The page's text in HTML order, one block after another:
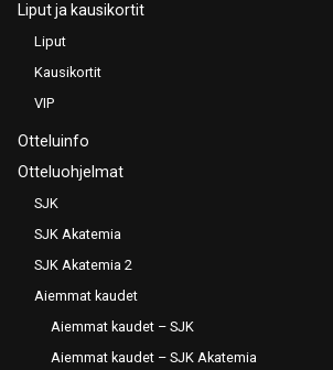
Liput ja kausikortit
Liput
Kausikortit
VIP
Otteluinfo
Otteluohjelmat
SJK
SJK Akatemia
SJK Akatemia 2
Aiemmat kaudet
Aiemmat kaudet – SJK
Aiemmat kaudet – SJK Akatemia